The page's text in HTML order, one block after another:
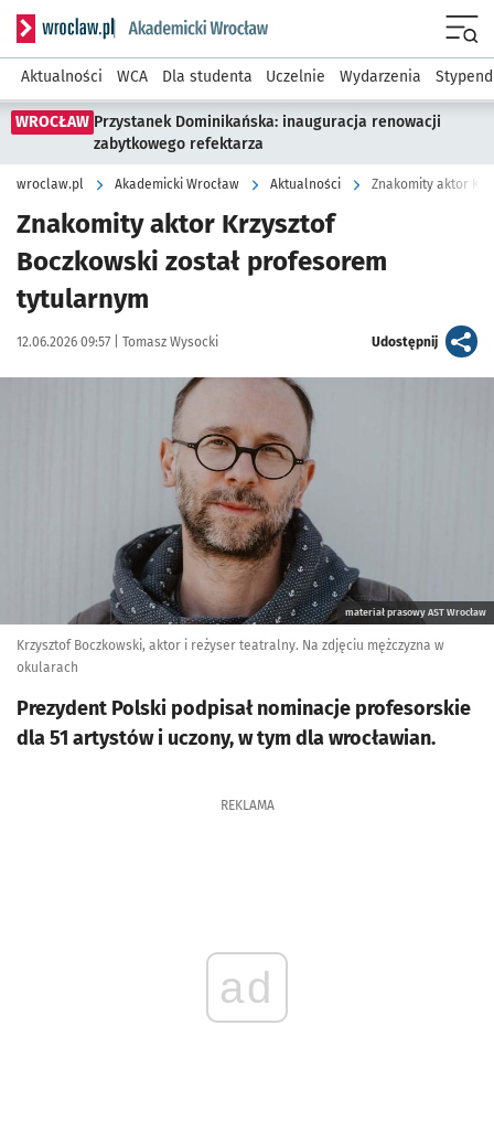
Serwis informacyjny wroclaw.pl podserwis: Akademicki
Aktualności WCA Dla studenta Uczelnie Wydarzenia
WROCŁAW Przystanek Dominikańska: inauguracja renowacji
zabytkowego refektarza
wroclaw.pl Akademicki Wrocław Aktualności Znakomity aktor
Znakomity aktor Krzysztof
Boczkowski został profesorem
tytularnym
Data publikacji:
12.06.2026 09:57 | Autor:
Tomasz Wysocki Udostępnijartykuł
Kliknij, aby powiększyć
materiał prasowy AST Wrocław
Krzysztof Boczkowski, aktor i reżyser teatralny. Na zdjęciu mężczyzna w
okularach
Prezydent Polski podpisał nominacje profesorskie
dla 51 artystów i uczony, w tym dla wrocławian.
REKLAMA
ad